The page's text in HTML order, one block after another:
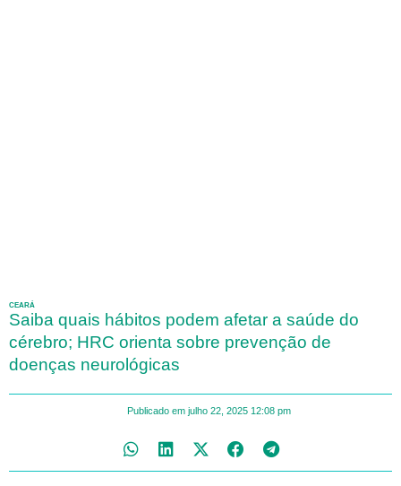
CEARÁ
Saiba quais hábitos podem afetar a saúde do
cérebro; HRC orienta sobre prevenção de
doenças neurológicas
Publicado em julho 22, 2025 12:08 pm